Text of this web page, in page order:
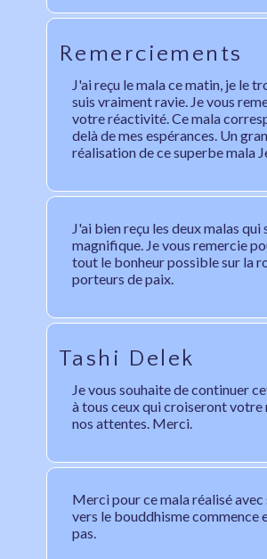
Remerciements
J'ai reçu le mala ce matin, je le
suis vraiment ravie. Je vous
votre réactivité. Ce mala
delà de mes espérances. Un
réalisation de ce superbe mala
J'ai bien reçu les deux malas
magnifique. Je vous remercie
tout le bonheur possible sur la
porteurs de paix.
Tashi Delek
Je vous souhaite de continuer
à tous ceux qui croiseront votre
nos attentes. Merci.
Merci pour ce mala réalisé
vers le bouddhisme commence
pas.